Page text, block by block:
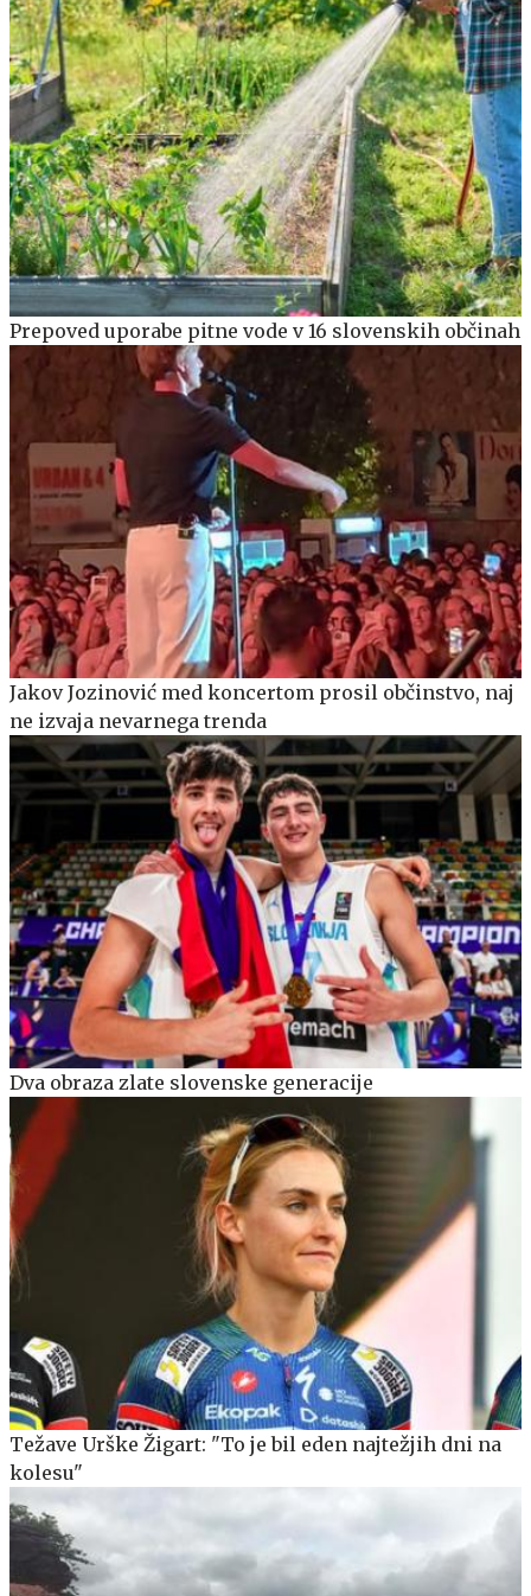
Prepoved uporabe pitne vode v 16 slovenskih občinah
Jakov Jozinović med koncertom prosil občinstvo, naj
ne izvaja nevarnega trenda
Dva obraza zlate slovenske generacije
Težave Urške Žigart: "To je bil eden najtežjih dni na
kolesu"